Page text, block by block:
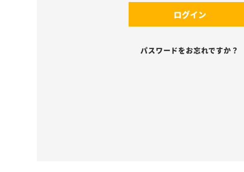
ログイン
パスワードをお忘れですか？